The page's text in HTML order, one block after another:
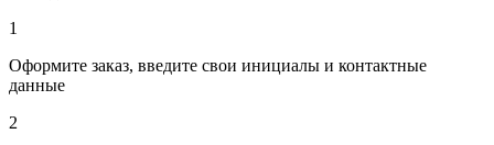
1
Оформите заказ, введите свои инициалы и контактные
данные
2